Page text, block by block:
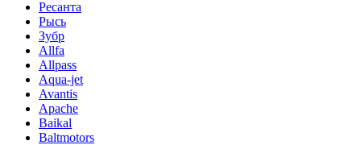
Ресанта
Рысь
Зубр
Allfa
Allpass
Aqua-jet
Avantis
Apache
Baikal
Baltmotors